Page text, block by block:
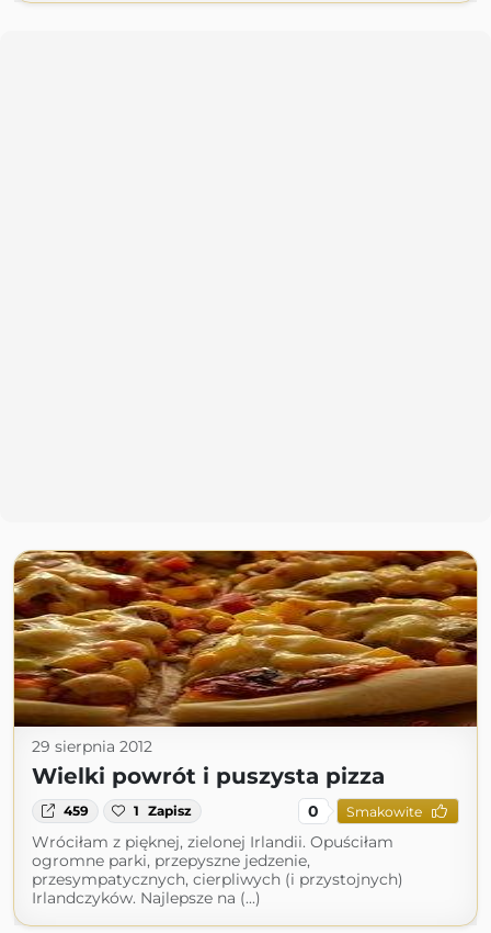
29 sierpnia 2012
Wielki powrót i puszysta pizza
459 1 Zapisz 0 Smakowite
Wróciłam z pięknej, zielonej Irlandii. Opuściłam
ogromne parki, przepyszne jedzenie,
przesympatycznych, cierpliwych (i przystojnych)
Irlandczyków. Najlepsze na (...)